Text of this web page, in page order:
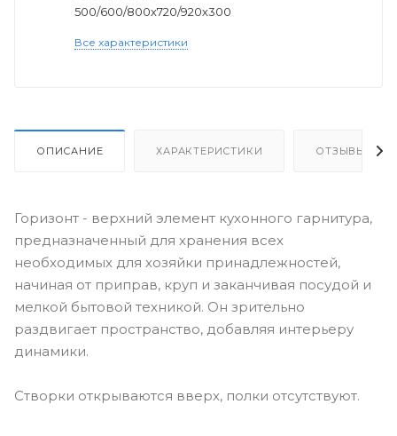
500/600/800х720/920х300
Все характеристики
ОПИСАНИЕ ХАРАКТЕРИСТИКИ ОТЗЫВЫ
Горизонт - верхний элемент кухонного гарнитура,
предназначенный для хранения всех
необходимых для хозяйки принадлежностей,
начиная от приправ, круп и заканчивая посудой и
мелкой бытовой техникой. Он зрительно
раздвигает пространство, добавляя интерьеру
динамики.
Створки открываются вверх, полки отсутствуют.